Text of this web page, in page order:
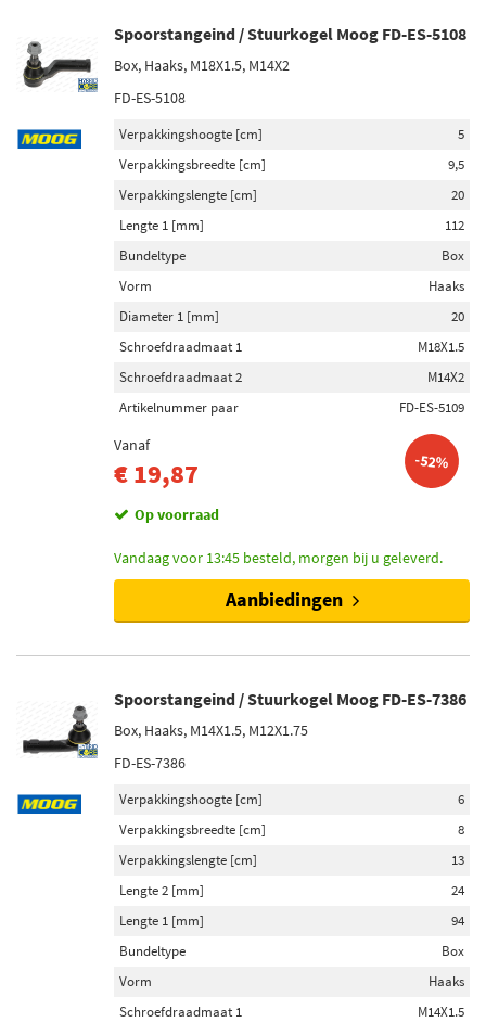
Spoorstangeind / Stuurkogel Moog FD-ES-5108
Box, Haaks, M18X1.5, M14X2
FD-ES-5108
Verpakkingshoogte [cm]
5
Verpakkingsbreedte [cm]
9,5
Verpakkingslengte [cm]
20
Lengte 1 [mm]
112
Bundeltype
Box
Vorm
Haaks
Diameter 1 [mm]
20
Schroefdraadmaat 1
M18X1.5
Schroefdraadmaat 2
M14X2
Artikelnummer paar
FD-ES-5109
Vanaf
€ 19,87 -52%
Op voorraad
Vandaag voor 13:45 besteld, morgen bij u geleverd.
Aanbiedingen
Spoorstangeind / Stuurkogel Moog FD-ES-7386
Box, Haaks, M14X1.5, M12X1.75
FD-ES-7386
Verpakkingshoogte [cm]
6
Verpakkingsbreedte [cm]
8
Verpakkingslengte [cm]
13
Lengte 2 [mm]
24
Lengte 1 [mm]
94
Bundeltype
Box
Vorm
Haaks
Schroefdraadmaat 1
M14X1.5